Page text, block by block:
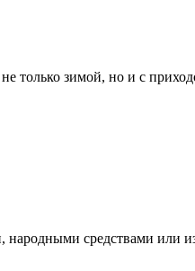
только зимой, но и с
народными средствами или